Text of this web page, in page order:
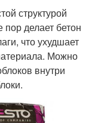
структурой
делает бетон
что ухудшает
Можно
внутри